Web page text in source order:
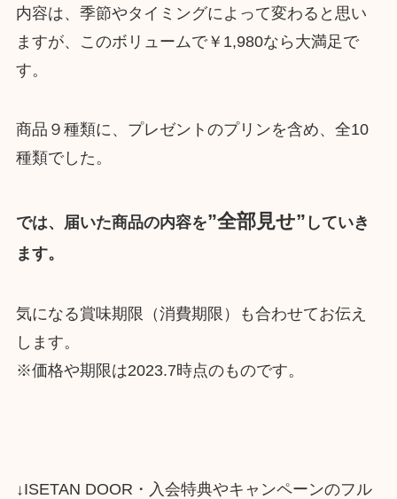
内容は、季節やタイミングによって変わると思い
ますが、このボリュームで￥1,980なら大満足で
す。
商品９種類に、プレゼントのプリンを含め、全10
種類でした。
では、届いた商品の内容を”全部見せ” していき
ます。
気になる賞味期限（消費期限）も合わせてお伝え
します。
※価格や期限は2023.7時点のものです。
↓ISETAN DOOR・入会特典やキャンペーンのフル